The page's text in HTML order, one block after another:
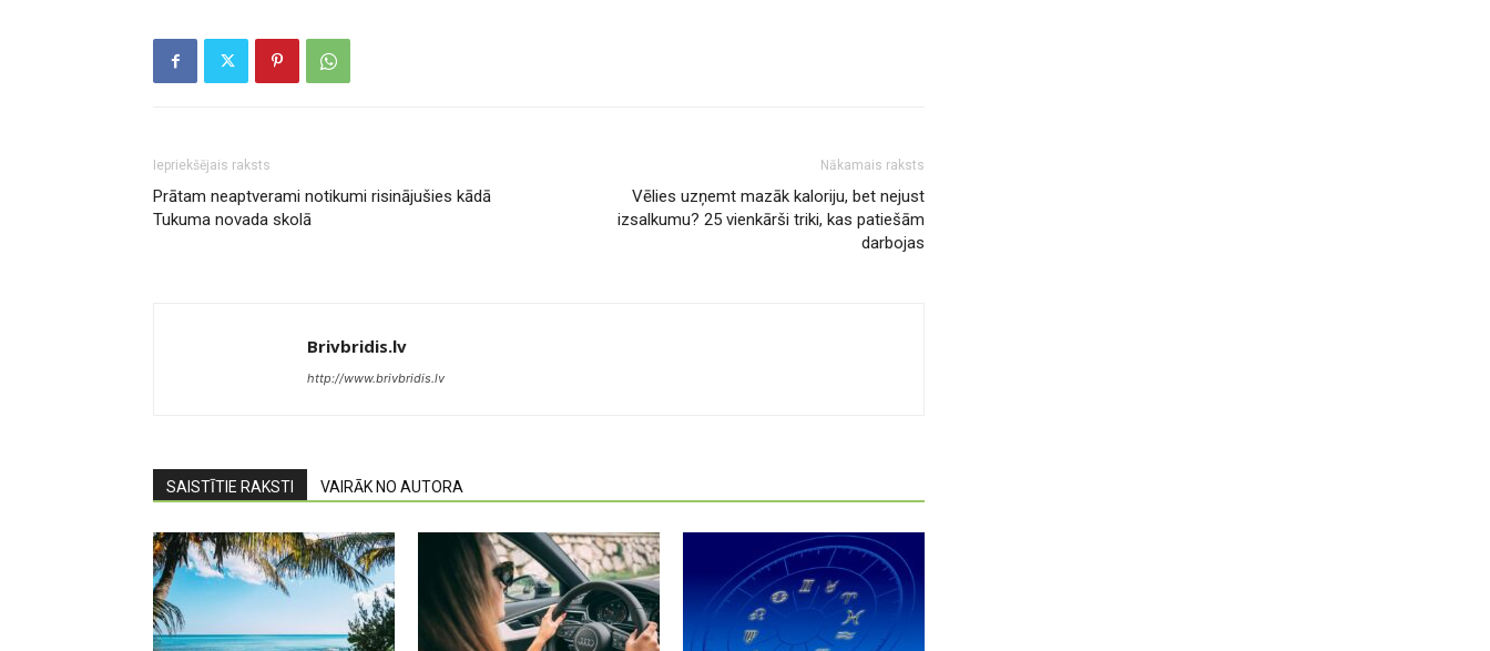
Iepriekšējais raksts
Prātam neaptverami notikumi risinājušies kādā
Tukuma novada skolā
Nākamais raksts
Vēlies uzņemt mazāk kaloriju, bet nejust
izsalkumu? 25 vienkārši triki, kas patiešām
darbojas
Brivbridis.lv
http://www.brivbridis.lv
SAISTĪTIE RAKSTI VAIRĀK NO AUTORA